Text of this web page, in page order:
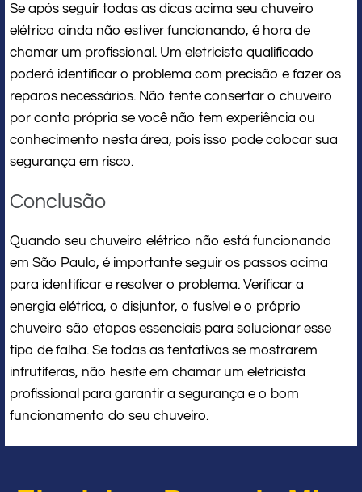
Se após seguir todas as dicas acima seu chuveiro
elétrico ainda não estiver funcionando, é hora de
chamar um profissional. Um eletricista qualificado
poderá identificar o problema com precisão e fazer os
reparos necessários. Não tente consertar o chuveiro
por conta própria se você não tem experiência ou
conhecimento nesta área, pois isso pode colocar sua
segurança em risco.
Conclusão
Quando seu chuveiro elétrico não está funcionando
em São Paulo, é importante seguir os passos acima
para identificar e resolver o problema. Verificar a
energia elétrica, o disjuntor, o fusível e o próprio
chuveiro são etapas essenciais para solucionar esse
tipo de falha. Se todas as tentativas se mostrarem
infrutíferas, não hesite em chamar um eletricista
profissional para garantir a segurança e o bom
funcionamento do seu chuveiro.